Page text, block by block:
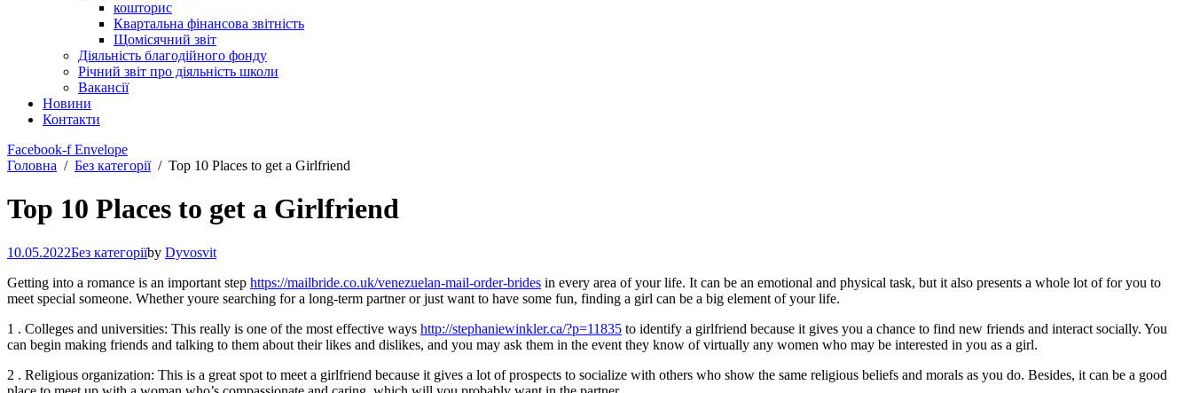
кошторис
Квартальна фінансова звітність
Щомісячний звіт
Діяльність благодійного фонду
Річний звіт про діяльність школи
Вакансії
Новини
Контакти
Facebook-f Envelope
Головна
Без категорії Top 10 Places to get a Girlfriend
Top 10 Places to get a Girlfriend
10.05.2022Без категоріїby Dyvosvit
Getting into a romance is an important step https://mailbride.co.uk/venezuelan-mail-order-brides in every area of your life. It can be an emotional and physical task, but it also presents a whole lot of for you to
meet special someone. Whether youre searching for a long-term partner or just want to have some fun, finding a girl can be a big element of your life.
1 . Colleges and universities: This really is one of the most effective ways http://stephaniewinkler.ca/?p=11835 to identify a girlfriend because it gives you a chance to find new friends and interact socially. You
can begin making friends and talking to them about their likes and dislikes, and you may ask them in the event they know of virtually any women who may be interested in you as a girl.
2 . Religious organization: This is a great spot to meet a girlfriend because it gives a lot of prospects to socialize with others who show the same religious beliefs and morals as you do. Besides, it can be a good